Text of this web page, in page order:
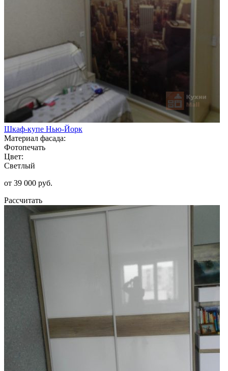
Шкаф-купе Нью-Йорк
Материал фасада:
Фотопечать
Цвет:
Светлый
от 39 000 руб.
Рассчитать